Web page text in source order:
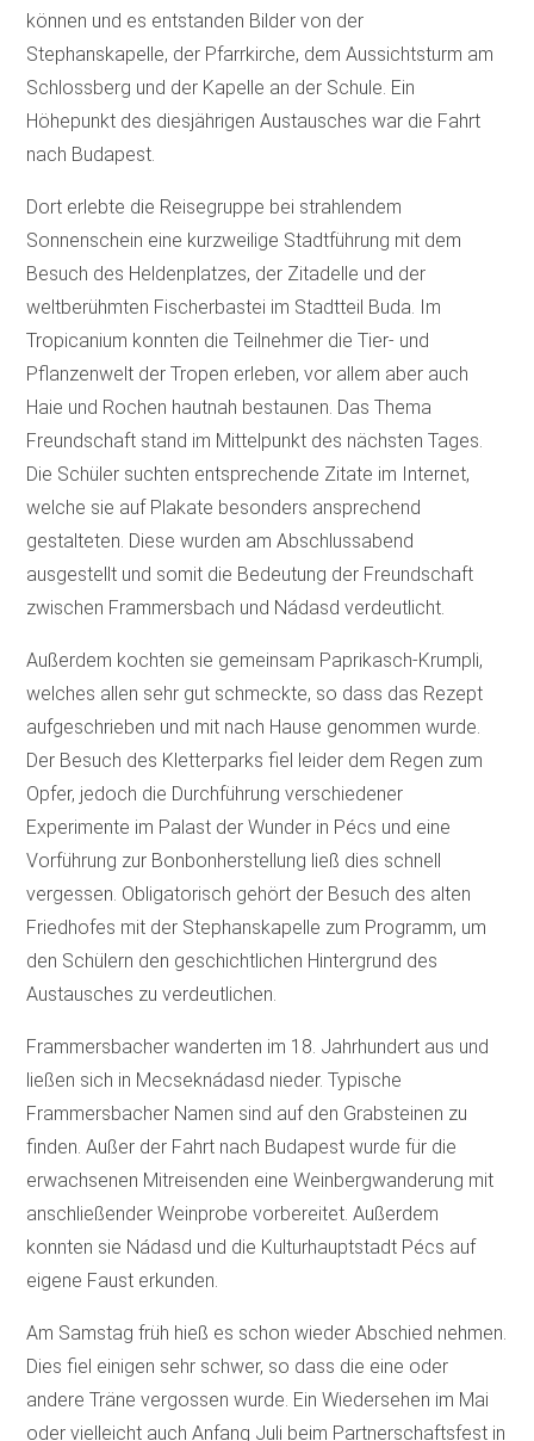
können und es entstanden Bilder von der
Stephanskapelle, der Pfarrkirche, dem Aussichtsturm am
Schlossberg und der Kapelle an der Schule. Ein
Höhepunkt des diesjährigen Austausches war die Fahrt
nach Budapest.
Dort erlebte die Reisegruppe bei strahlendem
Sonnenschein eine kurzweilige Stadtführung mit dem
Besuch des Heldenplatzes, der Zitadelle und der
weltberühmten Fischerbastei im Stadtteil Buda. Im
Tropicanium konnten die Teilnehmer die Tier- und
Pflanzenwelt der Tropen erleben, vor allem aber auch
Haie und Rochen hautnah bestaunen. Das Thema
Freundschaft stand im Mittelpunkt des nächsten Tages.
Die Schüler suchten entsprechende Zitate im Internet,
welche sie auf Plakate besonders ansprechend
gestalteten. Diese wurden am Abschlussabend
ausgestellt und somit die Bedeutung der Freundschaft
zwischen Frammersbach und Nádasd verdeutlicht.
Außerdem kochten sie gemeinsam Paprikasch-Krumpli,
welches allen sehr gut schmeckte, so dass das Rezept
aufgeschrieben und mit nach Hause genommen wurde.
Der Besuch des Kletterparks fiel leider dem Regen zum
Opfer, jedoch die Durchführung verschiedener
Experimente im Palast der Wunder in Pécs und eine
Vorführung zur Bonbonherstellung ließ dies schnell
vergessen. Obligatorisch gehört der Besuch des alten
Friedhofes mit der Stephanskapelle zum Programm, um
den Schülern den geschichtlichen Hintergrund des
Austausches zu verdeutlichen.
Frammersbacher wanderten im 18. Jahrhundert aus und
ließen sich in Mecseknádasd nieder. Typische
Frammersbacher Namen sind auf den Grabsteinen zu
finden. Außer der Fahrt nach Budapest wurde für die
erwachsenen Mitreisenden eine Weinbergwanderung mit
anschließender Weinprobe vorbereitet. Außerdem
konnten sie Nádasd und die Kulturhauptstadt Pécs auf
eigene Faust erkunden.
Am Samstag früh hieß es schon wieder Abschied nehmen.
Dies fiel einigen sehr schwer, so dass die eine oder
andere Träne vergossen wurde. Ein Wiedersehen im Mai
oder vielleicht auch Anfang Juli beim Partnerschaftsfest in